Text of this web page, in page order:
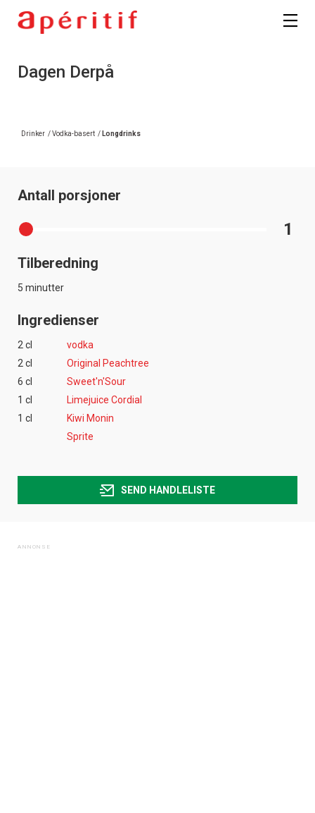
Dagen Derpå
Drinker /Vodka-basert / Longdrinks
Antall porsjoner
1
Tilberedning
5 minutter
Ingredienser
2 cl
vodka
2 cl
Original Peachtree
6 cl
Sweet'n'Sour
1 cl
Limejuice Cordial
1 cl
Kiwi Monin
Sprite
SEND HANDLELISTE